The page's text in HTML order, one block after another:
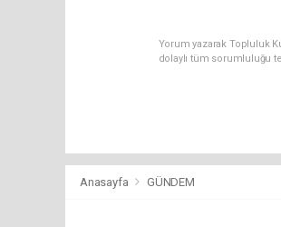
Yorum yazarak Topluluk
dolaylı tüm sorumluluğu
Anasayfa GÜNDEM